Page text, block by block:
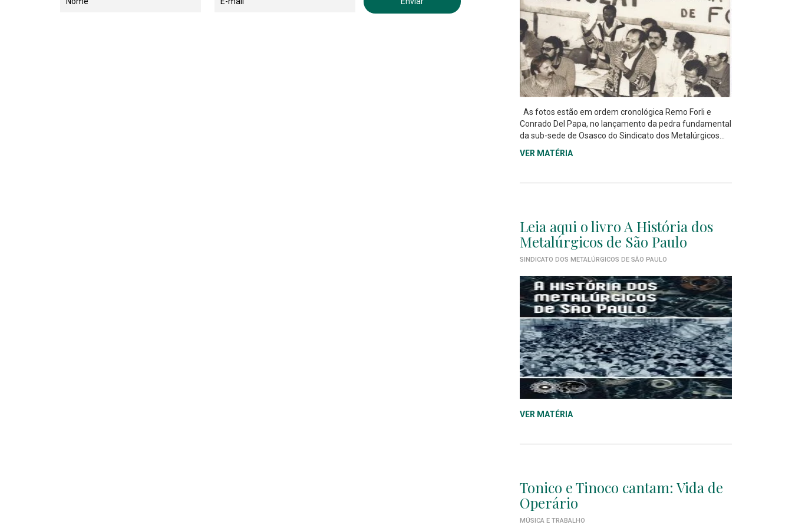
As fotos estão em ordem cronológica Remo Forli e
Conrado Del Papa, no lançamento da pedra fundamental
da sub-sede de Osasco do Sindicato dos Metalúrgicos...
VER MATÉRIA
Leia aqui o livro A História dos
Metalúrgicos de São Paulo
SINDICATO DOS METALÚRGICOS DE SÃO PAULO
VER MATÉRIA
Tonico e Tinoco cantam: Vida de
Operário
MÚSICA E TRABALHO